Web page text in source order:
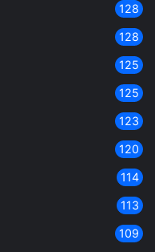
128
128
125
125
123
120
114
113
109